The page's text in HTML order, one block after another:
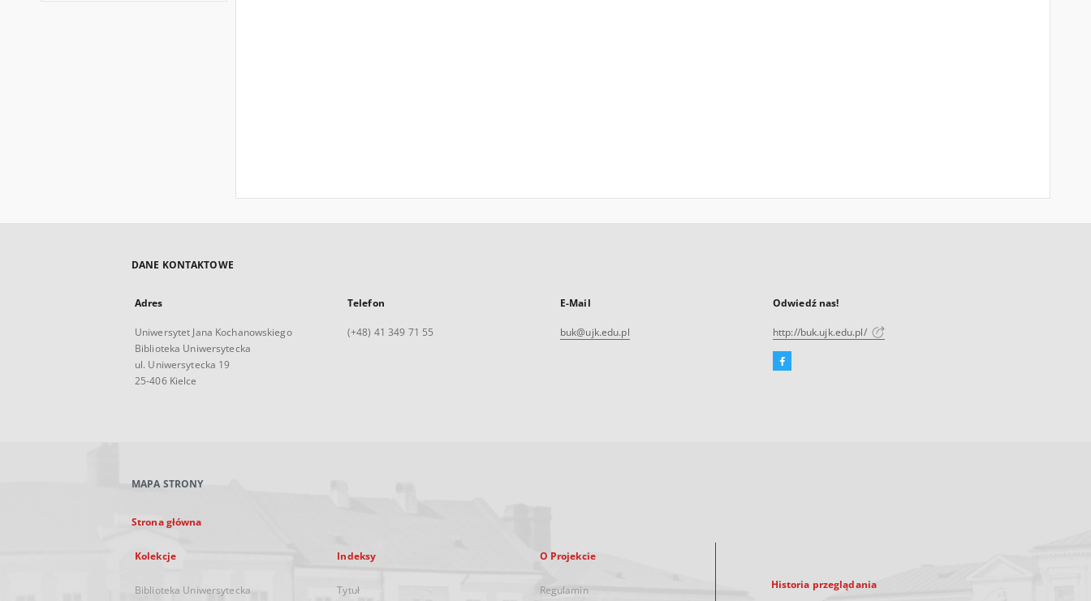
DANE KONTAKTOWE
Adres
Uniwersytet Jana Kochanowskiego
Biblioteka Uniwersytecka
ul. Uniwersytecka 19
25-406 Kielce
Telefon
(+48) 41 349 71 55
E-Mail
buk@ujk.edu.pl
Odwiedź nas!
http://buk.ujk.edu.pl/
Facebook
MAPA STRONY
Strona główna
Kolekcje
Biblioteka Uniwersytecka
Indeksy
Tytuł
O Projekcie
Regulamin Historia przeglądania